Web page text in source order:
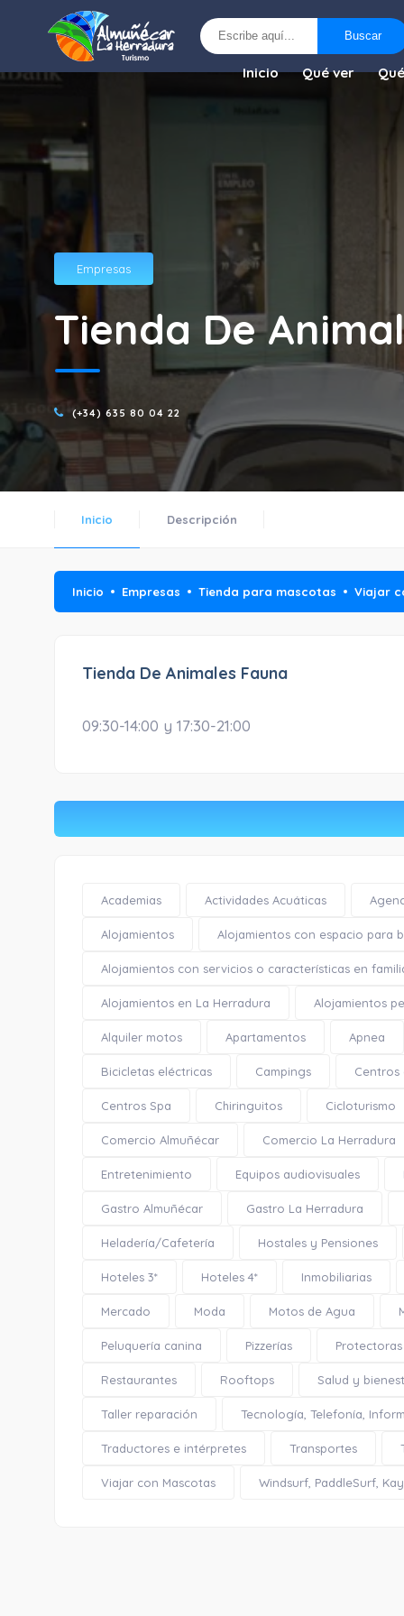
Buscar
Inicio Qué ver
Empresas
Tienda De
(+34) 635 80 04 22
Inicio Descripción
Inicio Empresas Tienda para mascotas Viajar
Tienda De Animales Fauna
09:30-14:00 y 17:30-21:00
Academias Actividades Acuáticas
Alojamientos Alojamientos con espacio para
Alojamientos con servicios o características en
Alojamientos en La Herradura Alojamientos
Alquiler motos Apartamentos Apnea
Bicicletas eléctricas Campings Centros
Centros Spa Chiringuitos Cicloturismo
Comercio Almuñécar Comercio La Herradura
Entretenimiento Equipos audiovisuales
Gastro Almuñécar Gastro La Herradura
Heladería/Cafetería Hostales y Pensiones
Hoteles 3* Hoteles 4* Inmobiliarias
Mercado Moda Motos de Agua
Peluquería canina Pizzerías
Restaurantes Rooftops Salud y
Taller reparación Tecnología, Telefonía,
Traductores e intérpretes Transportes
Viajar con Mascotas Windsurf, PaddleSurf,